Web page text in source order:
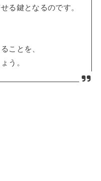
る鍵となるのです。
ことを、
う。